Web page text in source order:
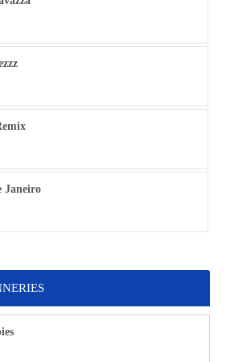
Janeiro